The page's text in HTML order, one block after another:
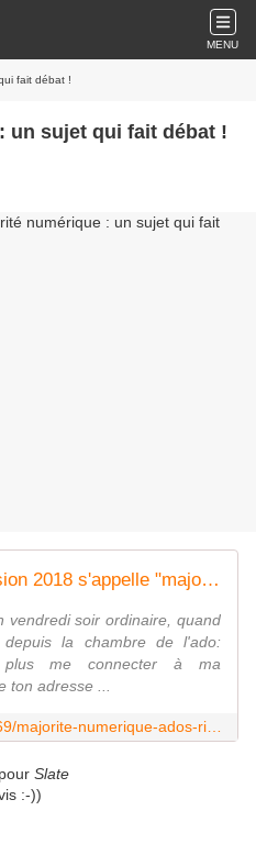
MENU
fait débat !
un sujet qui fait débat !
Le contrôle parental version 2018 s'appelle "majorité numérique"
vendredi soir ordinaire, quand
la chambre de l'ado:
plus me connecter à ma
ton adresse ...
Slate
:-))